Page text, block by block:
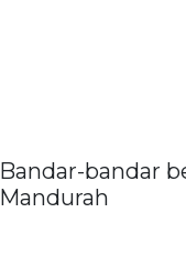
Bandar-bandar
Mandurah